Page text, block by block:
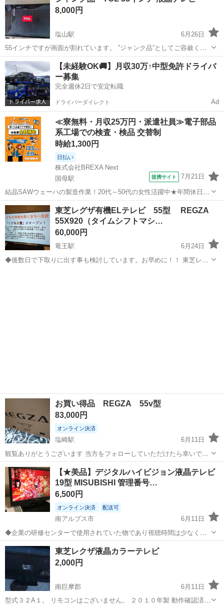
8,000円
塩山駅
6月26日
55インチですが画面が割れています。 ”ジャンク品”としてご容赦くだ
さい。 ブランド : TCL 型番 : 55T8S 画面サイズ : 55インチ 製造年 :
2020年 VESA規格 : 400mm×200mm 付属品 ...
山梨 甲州市 塩山駅 テレビ
【未経験OK🚚】月収30万↑中型免許ドライバ
ー募集
完全週休2日で安定転職
ドライバーダイレクト Ad
≪寮無料・月収25万円・派遣社員≫電子部品
系工場での検査・検品 交替制
時給1,300円
日払い
株式会社BREXA Next
国母駅
提携サイト 7月21日
結晶SAWウェーハの製造作業！20代～50代の女性活躍中★年間休日
120日＆土日祝休み！クリーンルーム内でのお仕事！日払い制度利用可
◎正社員登用制度あり！マイカー通勤可！《山梨県中巨摩郡昭和町》
人気の工場のお仕事 ◇結晶...
山梨 国母駅 その他
東芝レグザ有機ELテレビ 55型 REGZA
55X920（タイムシフトマシ…
60,000円
竜王駅
6月24日
◆後数日で下取りに出す事も検討しています。お早めに！！ 東芝レグ
お買い得品 REGZA 55v型
83,000円
オンライン決済
塩崎駅
6月11日
観覧ありがとうございます 当方をフォローしていただけたら幸いです
🍀 フォロー登録お待ちしてます 当方の他の投稿もご覧下さい 2020年
のテレビを使用してまして そのテレビが壊れた時のストックで持って
ましたが、、他のテレビを...
山梨 南アルプス市 塩崎駅 REGZA
【★美品】デジタルハイビジョン液晶テレビ
19型 MISUBISHI 管理番号…
6,500円
オンライン決済 配送可
南アルプス市
6月11日
◆企業の研修センターで使用されていた物であり視聴時間は少なく美
品です。 ◎薄型ハイビジョンテレビの高画質は素晴らしいの一言です
◎１９型なので場所を取らない、1ルーム、一人暮らしにはピッタリサ
イズです。 ◎台所・その他...
山梨 南アルプス市 テレビ
東芝レクザ液晶カラーテレビ
2,000円
南巨摩郡
6月11日
型式３２A１。 リモコンはございません。 ２０１０年製 動作確認済み